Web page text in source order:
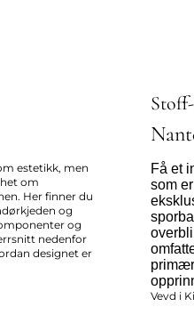
estetikk, men
om
Her finner du
og
og
nedenfor
designet er
Få et
som
Vevd i